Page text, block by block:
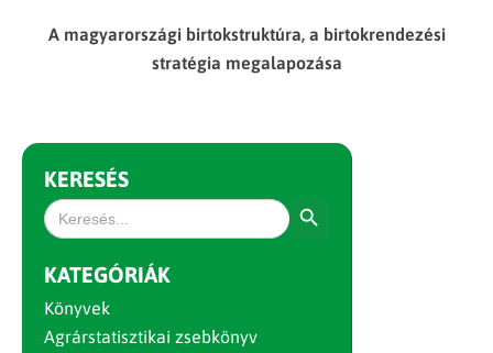
A magyarországi birtokstruktúra, a birtokrendezési
stratégia megalapozása
KERESÉS
Search
for:
KATEGÓRIÁK
Könyvek
Agrárstatisztikai zsebkönyv